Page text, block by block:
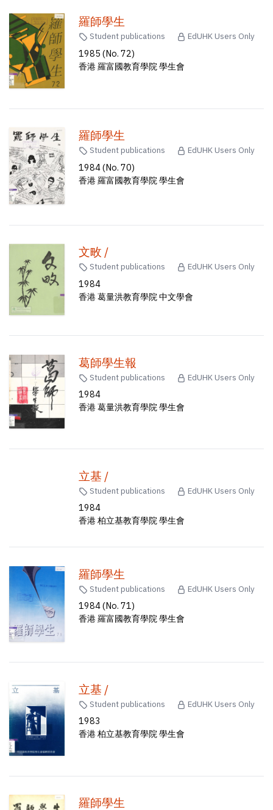
羅師學生
Student publications EdUHK Users Only
1985 (No. 72)
香港 羅富國教育學院 學生會
羅師學生
Student publications EdUHK Users Only
1984 (No. 70)
香港 羅富國教育學院 學生會
文畋 /
Student publications EdUHK Users Only
1984
香港 葛量洪教育學院 中文學會
葛師學生報
Student publications EdUHK Users Only
1984
香港 葛量洪教育學院 學生會
立基 /
Student publications EdUHK Users Only
1984
香港 柏立基教育學院 學生會
羅師學生
Student publications EdUHK Users Only
1984 (No. 71)
香港 羅富國教育學院 學生會
立基 /
Student publications EdUHK Users Only
1983
香港 柏立基教育學院 學生會
羅師學生